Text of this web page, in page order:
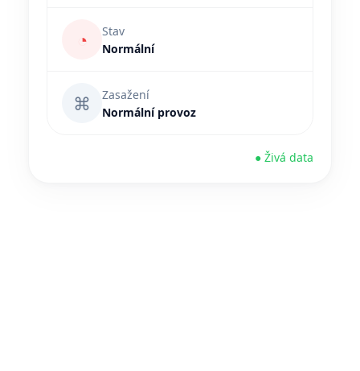
◔
Stav
Normální
⌘
Zasažení
Normální provoz
● Živá data